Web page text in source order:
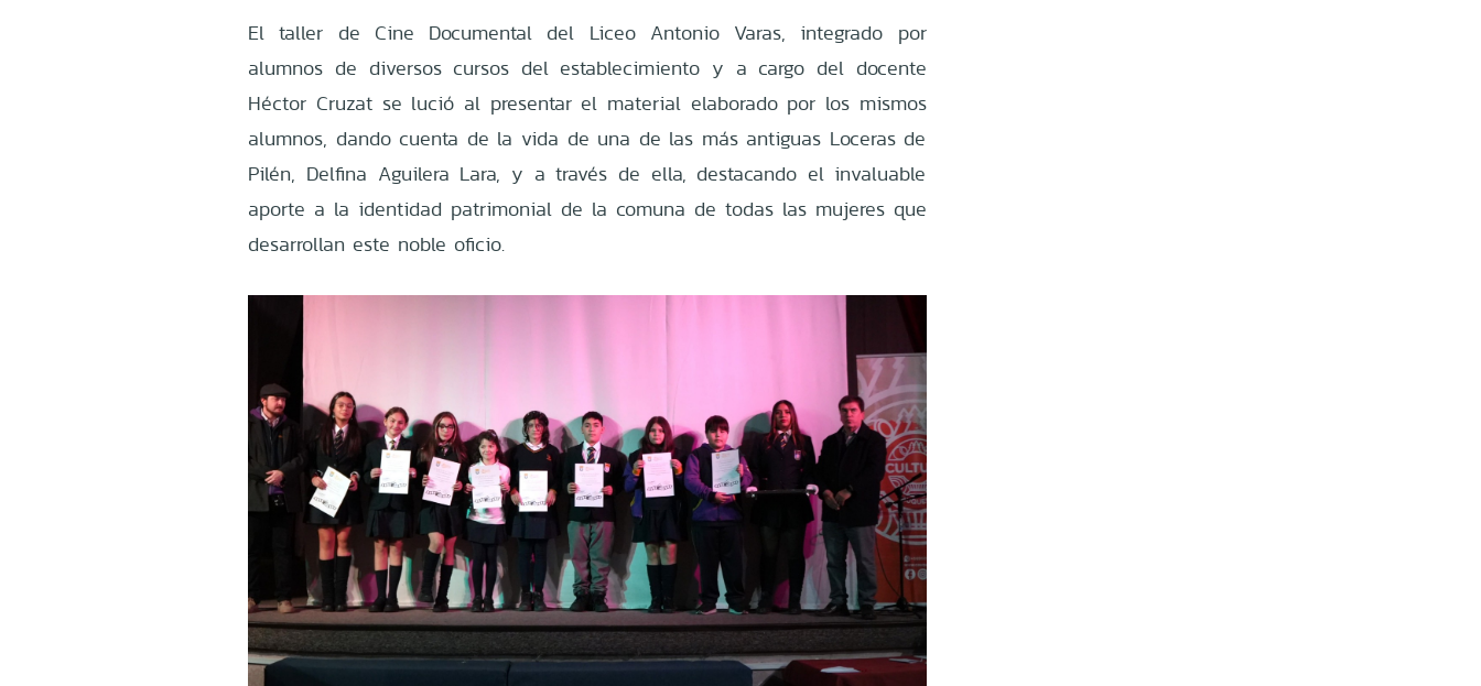
El taller de Cine Documental del Liceo Antonio Varas, integrado por
alumnos de diversos cursos del establecimiento y a cargo del docente
Héctor Cruzat se lució al presentar el material elaborado por los mismos
alumnos, dando cuenta de la vida de una de las más antiguas Loceras de
Pilén, Delfina Aguilera Lara, y a través de ella, destacando el invaluable
aporte a la identidad patrimonial de la comuna de todas las mujeres que
desarrollan este noble oficio.